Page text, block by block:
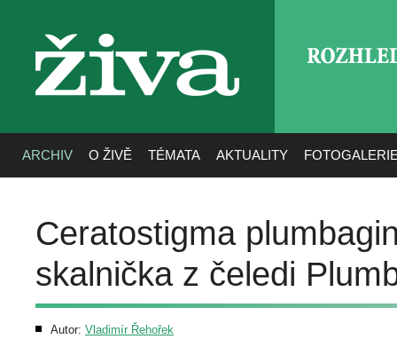
živa
ARCHIV O ŽIVĚ TÉMATA AKTUALITY
Ceratostigma
skalnička z čeledi
Autor: Vladimír Řehořek